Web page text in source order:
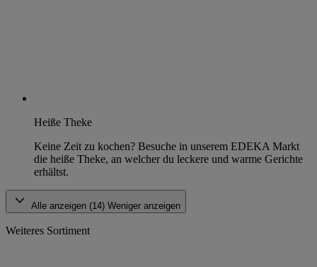
Heiße Theke
Keine Zeit zu kochen? Besuche in unserem EDEKA Markt
die heiße Theke, an welcher du leckere und warme Gerichte
erhältst.
Alle anzeigen (14) Weniger anzeigen
Weiteres Sortiment